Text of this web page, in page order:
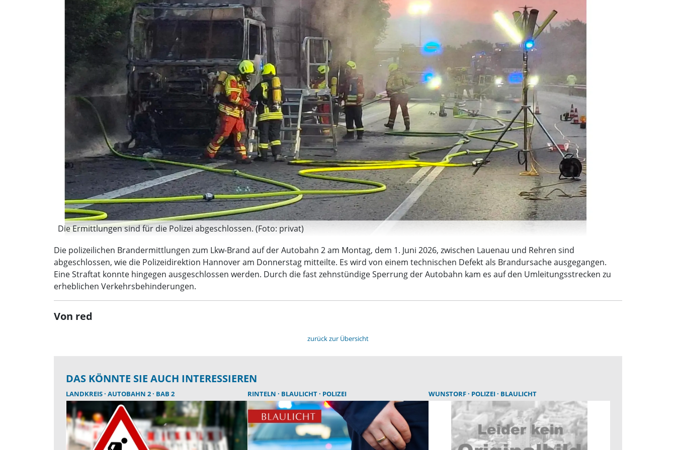
Die Ermittlungen sind für die Polizei abgeschlossen. (Foto: privat)
Die polizeilichen Brandermittlungen zum Lkw-Brand auf der Autobahn 2 am Montag, dem 1. Juni 2026, zwischen Lauenau und Rehren sind
abgeschlossen, wie die Polizeidirektion Hannover am Donnerstag mitteilte. Es wird von einem technischen Defekt als Brandursache ausgegangen.
Eine Straftat konnte hingegen ausgeschlossen werden. Durch die fast zehnstündige Sperrung der Autobahn kam es auf den Umleitungsstrecken zu
erheblichen Verkehrsbehinderungen.
Von red
zurück zur Übersicht
DAS KÖNNTE SIE AUCH INTERESSIEREN
LANDKREIS AUTOBAHN 2 BAB 2 RINTELN BLAULICHT POLIZEI WUNSTORF POLIZEI BLAULICHT